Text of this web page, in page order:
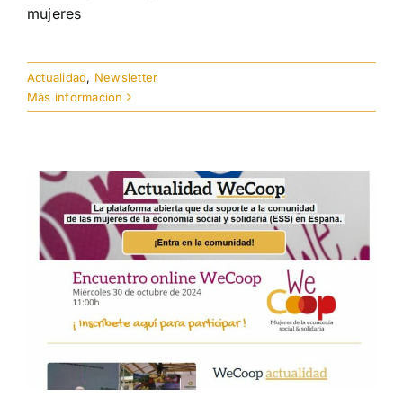
mujeres
Actualidad, Newsletter
Más información